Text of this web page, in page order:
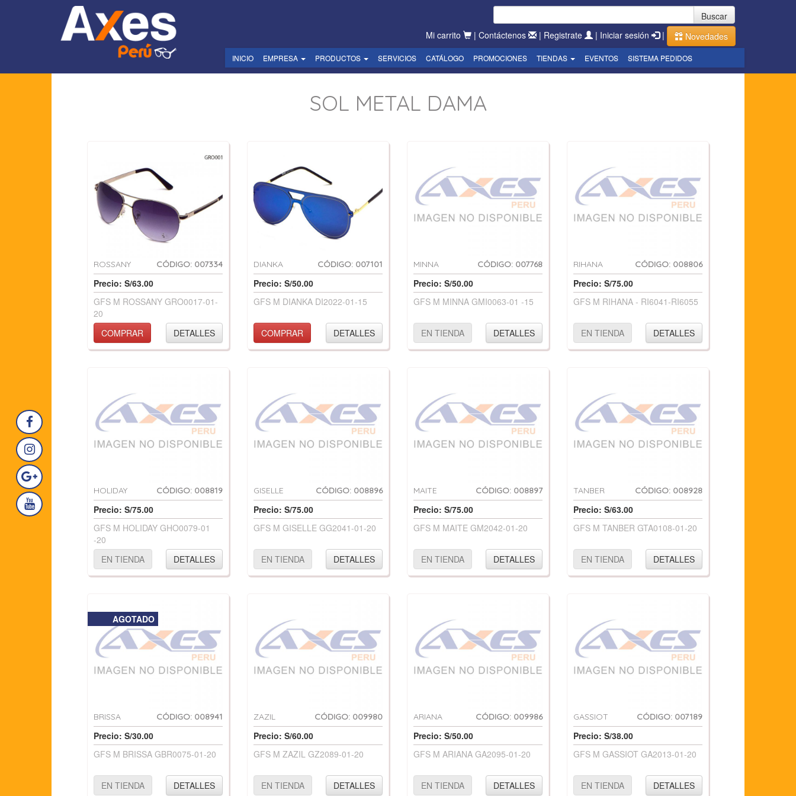
Buscar
Mi carrito
| Contáctenos | Registrate | Iniciar sesión | Novedades
INICIO EMPRESA PRODUCTOS SERVICIOS CATÁLOGO PROMOCIONES TIENDAS EVENTOS SISTEMA PEDIDOS
SOL METAL DAMA
ROSSANY CÓDIGO: 007334
Precio: S/63.00
GFS M ROSSANY GRO0017-01-
20
COMPRAR
DETALLES
DIANKA CÓDIGO: 007101
Precio: S/50.00
GFS M DIANKA DI2022-01-15
COMPRAR DETALLES
MINNA CÓDIGO: 007768
Precio: S/50.00
GFS M MINNA GMI0063-01 -15
EN TIENDA DETALLES
RIHANA CÓDIGO: 008806
Precio: S/75.00
GFS M RIHANA - RI6041-RI6055
EN TIENDA DETALLES
HOLIDAY CÓDIGO: 008819
Precio: S/75.00
GFS M HOLIDAY GHO0079-01
-20
EN TIENDA
DETALLES
GISELLE CÓDIGO: 008896
Precio: S/75.00
GFS M GISELLE GG2041-01-20
EN TIENDA DETALLES
MAITE CÓDIGO: 008897
Precio: S/75.00
GFS M MAITE GM2042-01-20
EN TIENDA DETALLES
TANBER CÓDIGO: 008928
Precio: S/63.00
GFS M TANBER GTA0108-01-20
EN TIENDA DETALLES
AGOTADO
BRISSA CÓDIGO: 008941
Precio: S/30.00
GFS M BRISSA GBR0075-01-20
EN TIENDA DETALLES
ZAZIL CÓDIGO: 009980
Precio: S/60.00
GFS M ZAZIL GZ2089-01-20
EN TIENDA DETALLES
ARIANA CÓDIGO: 009986
Precio: S/50.00
GFS M ARIANA GA2095-01-20
EN TIENDA DETALLES
GASSIOT CÓDIGO: 007189
Precio: S/38.00
GFS M GASSIOT GA2013-01-20
EN TIENDA DETALLES